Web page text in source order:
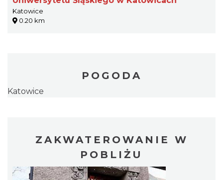
Katowice
0.20 km
POGODA
Katowice
ZAKWATEROWANIE W
POBLIŻU